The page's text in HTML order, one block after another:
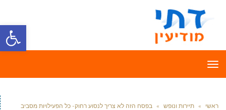
פתח
תפריט
ראשי » תיירות ונופש » בפסח הזה לא צריך לנסוע רחוק- כל הפעילויות מסביב